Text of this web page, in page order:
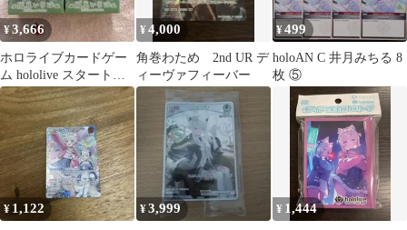
¥3,666
ホロライブカードゲー
ム hololive スタートデ
ッキ 風真いろは 2個
セット
¥4,000
角巻わため 2nd UR デ
ィーヴァフィーバー
¥499
holoAN C 井月みちる 8
枚 ⑤
¥ 1,122 ¥3,999 ¥ 1,444